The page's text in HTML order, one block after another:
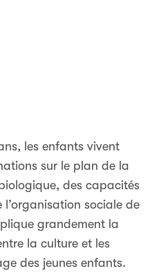
les enfants vivent
sur le plan de la
des capacités
sociale de
grandement la
la culture et les
des jeunes enfants.